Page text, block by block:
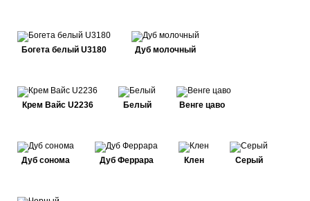
Богета белый U3180 Дуб молочный
Крем Вайс U2236 Белый Венге цаво
Дуб сонома Дуб Феррара Клен Серый